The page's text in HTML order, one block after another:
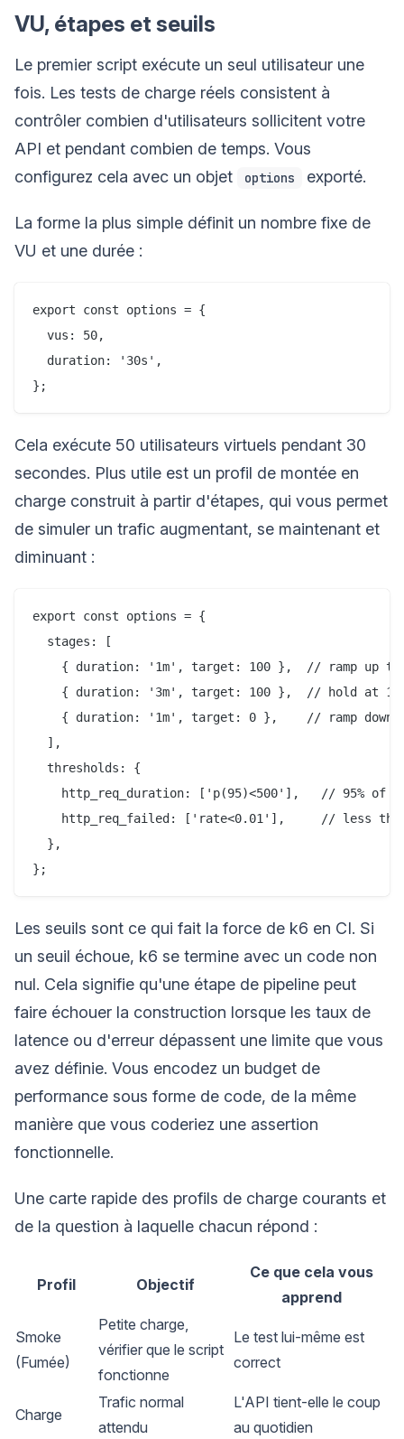
VU, étapes et seuils
Le premier script exécute un seul utilisateur une
fois. Les tests de charge réels consistent à
contrôler combien d'utilisateurs sollicitent votre
API et pendant combien de temps. Vous
configurez cela avec un objet
options exporté.
La forme la plus simple définit un nombre fixe de
VU et une durée :
export const options = {
  vus: 50,
  duration: '30s',
Cela exécute 50 utilisateurs virtuels pendant 30
secondes. Plus utile est un profil de montée en
charge construit à partir d'étapes, qui vous permet
de simuler un trafic augmentant, se maintenant et
diminuant :
export const options = {
  stages: [
{ duration: '1m', target: 100 },  // ramp up to
{ duration: '3m', target: 100 },  // hold at
{ duration: '1m', target: 0 },    // ramp down
  ],
  thresholds: {
http_req_duration: ['p(95)<500'],   // 95% of
http_req_failed: ['rate<0.01'],     // less
  },
Les seuils sont ce qui fait la force de k6 en CI. Si
un seuil échoue, k6 se termine avec un code non
nul. Cela signifie qu'une étape de pipeline peut
faire échouer la construction lorsque les taux de
latence ou d'erreur dépassent une limite que vous
avez définie. Vous encodez un budget de
performance sous forme de code, de la même
manière que vous coderiez une assertion
fonctionnelle.
Une carte rapide des profils de charge courants et
de la question à laquelle chacun répond :
Profil Objectif
Ce que cela vous
apprend
Smoke
(Fumée)
Petite charge,
vérifier que le script
fonctionne
Le test lui-même est
correct
Charge
Trafic normal
attendu
L'API tient-elle le coup
au quotidien